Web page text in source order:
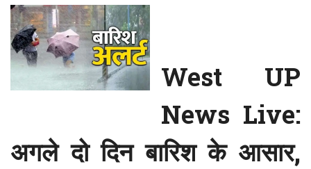
West UP
News Live:
अगले दो दिन बारिश के आसार,